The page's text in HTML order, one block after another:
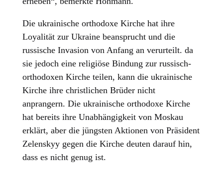
Die ukrainische orthodoxe Kirche hat ihre
Loyalität zur Ukraine beansprucht und die
russische Invasion von Anfang an verurteilt. da
sie jedoch eine religiöse Bindung zur russisch-
orthodoxen Kirche teilen, kann die ukrainische
Kirche ihre christlichen Brüder nicht
anprangern. Die ukrainische orthodoxe Kirche
hat bereits ihre Unabhängigkeit von Moskau
erklärt, aber die jüngsten Aktionen von Präsident
Zelenskyy gegen die Kirche deuten darauf hin,
dass es nicht genug ist.